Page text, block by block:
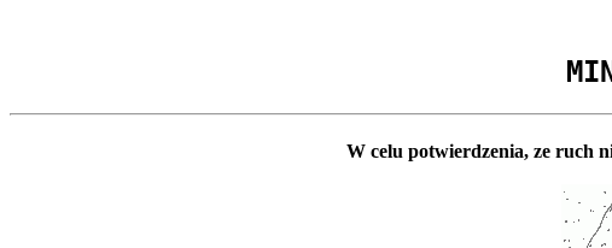
W celu potwierdzenia, ze ruch